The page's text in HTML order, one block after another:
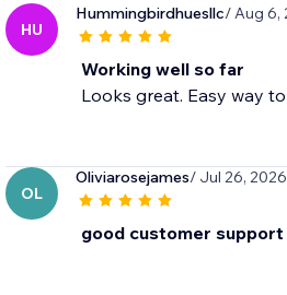
HU
Hummingbirdhuesllc/ Aug 6,
Working well so far
Looks great. Easy way
OL
Oliviarosejames/ Jul 26, 2026
good customer support